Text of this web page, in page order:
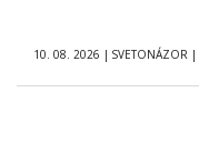
10. 08. 2026 | SVETONÁZOR |